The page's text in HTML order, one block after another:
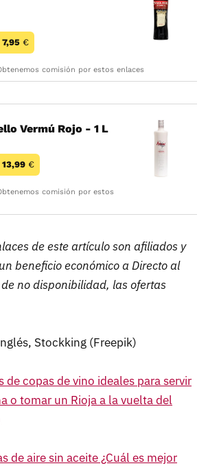
7,95 €
comisión por estos enlaces
Vermú Rojo - 1 L
13,99 €
comisión por estos
de este artículo son afiliados y
beneficio económico a Directo al
no disponibilidad, las ofertas
Stockking (Freepik)
de copas de vino ideales para servir
o tomar un Rioja a la vuelta del
de aire sin aceite ¿Cuál es mejor